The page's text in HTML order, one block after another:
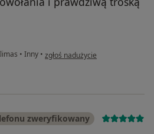
• Inny • w opinii użytkownika Karolina
zgłoś nadużycie
zweryfikowany